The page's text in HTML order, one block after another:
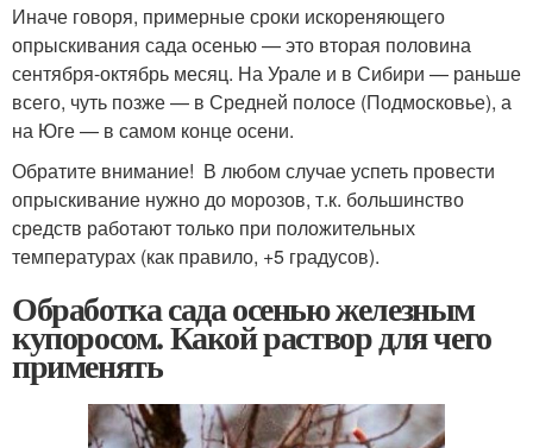
Иначе говоря, примерные сроки искореняющего
опрыскивания сада осенью — это вторая половина
сентября-октябрь месяц. На Урале и в Сибири — раньше
всего, чуть позже — в Средней полосе (Подмосковье), а
на Юге — в самом конце осени.
Обратите внимание! В любом случае успеть провести
опрыскивание нужно до морозов, т.к. большинство
средств работают только при положительных
температурах (как правило, +5 градусов).
Обработка сада осенью железным
купоросом. Какой раствор для чего
применять